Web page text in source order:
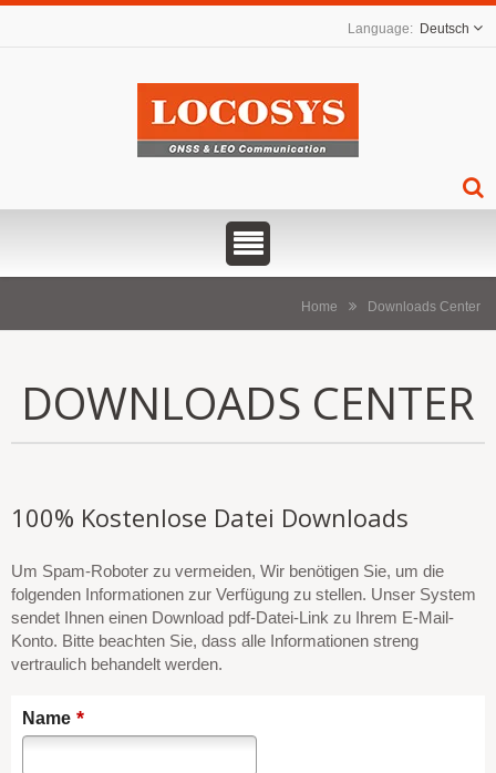
Deutsch
Home Downloads Center
DOWNLOADS CENTER
100% Kostenlose Datei Downloads
Um Spam-Roboter zu vermeiden, Wir benötigen Sie, um die
folgenden Informationen zur Verfügung zu stellen. Unser System
sendet Ihnen einen Download pdf-Datei-Link zu Ihrem E-Mail-
Konto. Bitte beachten Sie, dass alle Informationen streng
vertraulich behandelt werden.
Name *